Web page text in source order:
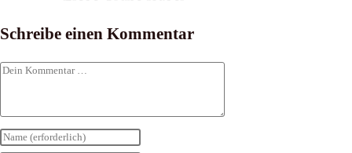
Schreibe einen Kommentar
Kommentar
Gib